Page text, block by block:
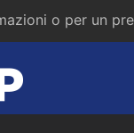
o per un